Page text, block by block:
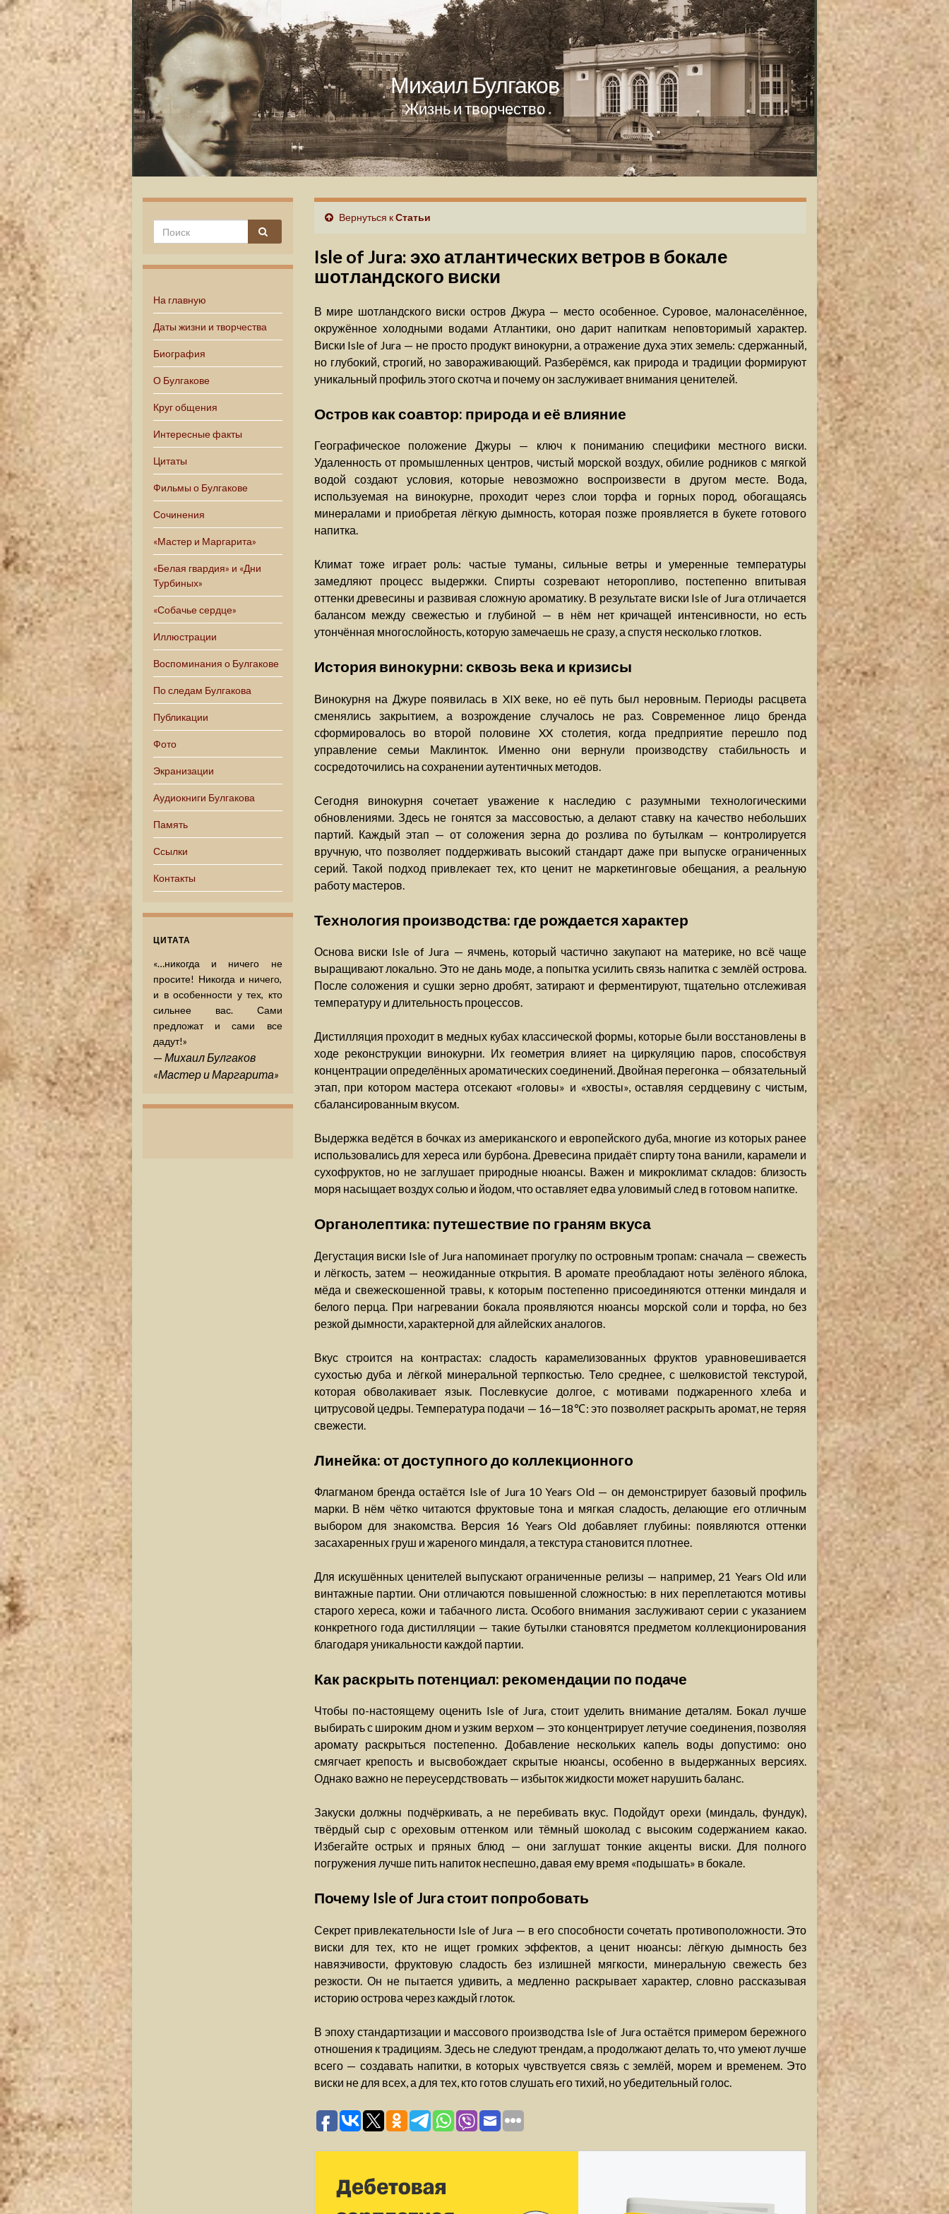
Михаил Булгаков
Жизнь и творчество
На главную
Даты жизни и творчества
Биография
О Булгакове
Круг общения
Интересные факты
Цитаты
Фильмы о Булгакове
Сочинения
«Мастер и Маргарита»
«Белая гвардия» и «Дни
Турбиных»
«Собачье сердце»
Иллюстрации
Воспоминания о Булгакове
По следам Булгакова
Публикации
Фото
Экранизации
Аудиокниги Булгакова
Память
Ссылки
Контакты
ЦИТАТА
«…никогда и ничего не
просите! Никогда и ничего,
и в особенности у тех, кто
сильнее вас. Сами
предложат и сами все
дадут!»
— Михаил Булгаков
«Мастер и Маргарита»
Вернуться кСтатьи
Isle of Jura: эхо атлантических ветров в бокале
шотландского виски
В мире шотландского виски остров Джура — место особенное. Суровое, малонаселённое,
окружённое холодными водами Атлантики, оно дарит напиткам неповторимый характер.
Виски Isle of Jura — не просто продукт винокурни, а отражение духа этих земель: сдержанный,
но глубокий, строгий, но завораживающий. Разберёмся, как природа и традиции формируют
уникальный профиль этого скотча и почему он заслуживает внимания ценителей.
Остров как соавтор: природа и её влияние
Географическое положение Джуры — ключ к пониманию специфики местного виски.
Удаленность от промышленных центров, чистый морской воздух, обилие родников с мягкой
водой создают условия, которые невозможно воспроизвести в другом месте. Вода,
используемая на винокурне, проходит через слои торфа и горных пород, обогащаясь
минералами и приобретая лёгкую дымность, которая позже проявляется в букете готового
напитка.
Климат тоже играет роль: частые туманы, сильные ветры и умеренные температуры
замедляют процесс выдержки. Спирты созревают неторопливо, постепенно впитывая
оттенки древесины и развивая сложную ароматику. В результате виски Isle of Jura отличается
балансом между свежестью и глубиной — в нём нет кричащей интенсивности, но есть
утончённая многослойность, которую замечаешь не сразу, а спустя несколько глотков.
История винокурни: сквозь века и кризисы
Винокурня на Джуре появилась в XIX веке, но её путь был неровным. Периоды расцвета
сменялись закрытием, а возрождение случалось не раз. Современное лицо бренда
сформировалось во второй половине XX столетия, когда предприятие перешло под
управление семьи Маклинток. Именно они вернули производству стабильность и
сосредоточились на сохранении аутентичных методов.
Сегодня винокурня сочетает уважение к наследию с разумными технологическими
обновлениями. Здесь не гонятся за массовостью, а делают ставку на качество небольших
партий. Каждый этап — от соложения зерна до розлива по бутылкам — контролируется
вручную, что позволяет поддерживать высокий стандарт даже при выпуске ограниченных
серий. Такой подход привлекает тех, кто ценит не маркетинговые обещания, а реальную
работу мастеров.
Технология производства: где рождается характер
Основа виски Isle of Jura — ячмень, который частично закупают на материке, но всё чаще
выращивают локально. Это не дань моде, а попытка усилить связь напитка с землёй острова.
После соложения и сушки зерно дробят, затирают и ферментируют, тщательно отслеживая
температуру и длительность процессов.
Дистилляция проходит в медных кубах классической формы, которые были восстановлены в
ходе реконструкции винокурни. Их геометрия влияет на циркуляцию паров, способствуя
концентрации определённых ароматических соединений. Двойная перегонка — обязательный
этап, при котором мастера отсекают «головы» и «хвосты», оставляя сердцевину с чистым,
сбалансированным вкусом.
Выдержка ведётся в бочках из американского и европейского дуба, многие из которых ранее
использовались для хереса или бурбона. Древесина придаёт спирту тона ванили, карамели и
сухофруктов, но не заглушает природные нюансы. Важен и микроклимат складов: близость
моря насыщает воздух солью и йодом, что оставляет едва уловимый след в готовом напитке.
Органолептика: путешествие по граням вкуса
Дегустация виски Isle of Jura напоминает прогулку по островным тропам: сначала — свежесть
и лёгкость, затем — неожиданные открытия. В аромате преобладают ноты зелёного яблока,
мёда и свежескошенной травы, к которым постепенно присоединяются оттенки миндаля и
белого перца. При нагревании бокала проявляются нюансы морской соли и торфа, но без
резкой дымности, характерной для айлейских аналогов.
Вкус строится на контрастах: сладость карамелизованных фруктов уравновешивается
сухостью дуба и лёгкой минеральной терпкостью. Тело среднее, с шелковистой текстурой,
которая обволакивает язык. Послевкусие долгое, с мотивами поджаренного хлеба и
цитрусовой цедры. Температура подачи — 16—18℃: это позволяет раскрыть аромат, не теряя
свежести.
Линейка: от доступного до коллекционного
Флагманом бренда остаётся Isle of Jura 10 Years Old — он демонстрирует базовый профиль
марки. В нём чётко читаются фруктовые тона и мягкая сладость, делающие его отличным
выбором для знакомства. Версия 16 Years Old добавляет глубины: появляются оттенки
засахаренных груш и жареного миндаля, а текстура становится плотнее.
Для искушённых ценителей выпускают ограниченные релизы — например, 21 Years Old или
винтажные партии. Они отличаются повышенной сложностью: в них переплетаются мотивы
старого хереса, кожи и табачного листа. Особого внимания заслуживают серии с указанием
конкретного года дистилляции — такие бутылки становятся предметом коллекционирования
благодаря уникальности каждой партии.
Как раскрыть потенциал: рекомендации по подаче
Чтобы по-настоящему оценить Isle of Jura, стоит уделить внимание деталям. Бокал лучше
выбирать с широким дном и узким верхом — это концентрирует летучие соединения, позволяя
аромату раскрыться постепенно. Добавление нескольких капель воды допустимо: оно
смягчает крепость и высвобождает скрытые нюансы, особенно в выдержанных версиях.
Однако важно не переусердствовать — избыток жидкости может нарушить баланс.
Закуски должны подчёркивать, а не перебивать вкус. Подойдут орехи (миндаль, фундук),
твёрдый сыр с ореховым оттенком или тёмный шоколад с высоким содержанием какао.
Избегайте острых и пряных блюд — они заглушат тонкие акценты виски. Для полного
погружения лучше пить напиток неспешно, давая ему время «подышать» в бокале.
Почему Isle of Jura стоит попробовать
Секрет привлекательности Isle of Jura — в его способности сочетать противоположности. Это
виски для тех, кто не ищет громких эффектов, а ценит нюансы: лёгкую дымность без
навязчивости, фруктовую сладость без излишней мягкости, минеральную свежесть без
резкости. Он не пытается удивить, а медленно раскрывает характер, словно рассказывая
историю острова через каждый глоток.
В эпоху стандартизации и массового производства Isle of Jura остаётся примером бережного
отношения к традициям. Здесь не следуют трендам, а продолжают делать то, что умеют лучше
всего — создавать напитки, в которых чувствуется связь с землёй, морем и временем. Это
виски не для всех, а для тех, кто готов слушать его тихий, но убедительный голос.